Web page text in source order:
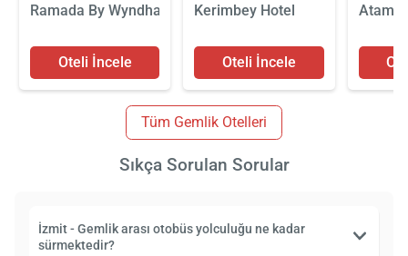
Ramada By Wyndham Gemlik
Oteli İncele
Kerimbey Hotel
Oteli İncele
Tüm Gemlik Otelleri
Sıkça Sorulan Sorular
İzmit - Gemlik arası otobüs yolculuğu ne kadar
sürmektedir?